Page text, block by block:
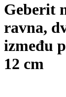
Geberit
ravna,
između
12 cm